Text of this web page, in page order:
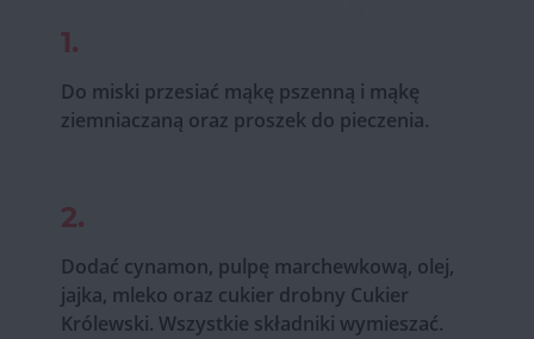
1.
Do miski przesiać mąkę pszenną i mąkę
ziemniaczaną oraz proszek do pieczenia.
2.
Dodać cynamon, pulpę marchewkową, olej,
jajka, mleko oraz cukier drobny Cukier
Królewski. Wszystkie składniki wymieszać.